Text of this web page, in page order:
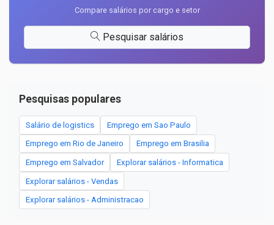
Compare salários por cargo e setor
Pesquisar salários
Pesquisas populares
Salário de logistics Emprego em Sao Paulo
Emprego em Rio de Janeiro Emprego em Brasilia
Emprego em Salvador Explorar salários - Informatica
Explorar salários - Vendas
Explorar salários - Administracao